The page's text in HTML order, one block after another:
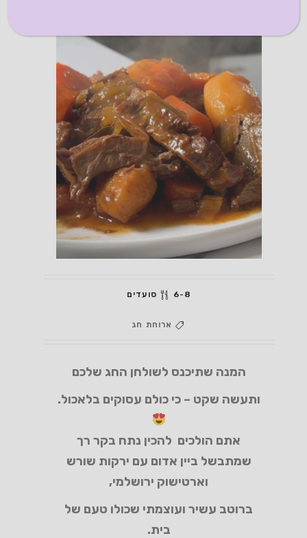
6-8 סועדים
ארוחת חג
המנה שתיכנס לשולחן החג שלכם
ותעשה שקט – כי כולם עסוקים בלאכול.
אתם הולכים להכין נתח בקר רך
שמתבשל ביין אדום עם ירקות שורש
וארטישוק ירושלמי,
ברוטב עשיר ועוצמתי שכולו טעם של
בית.